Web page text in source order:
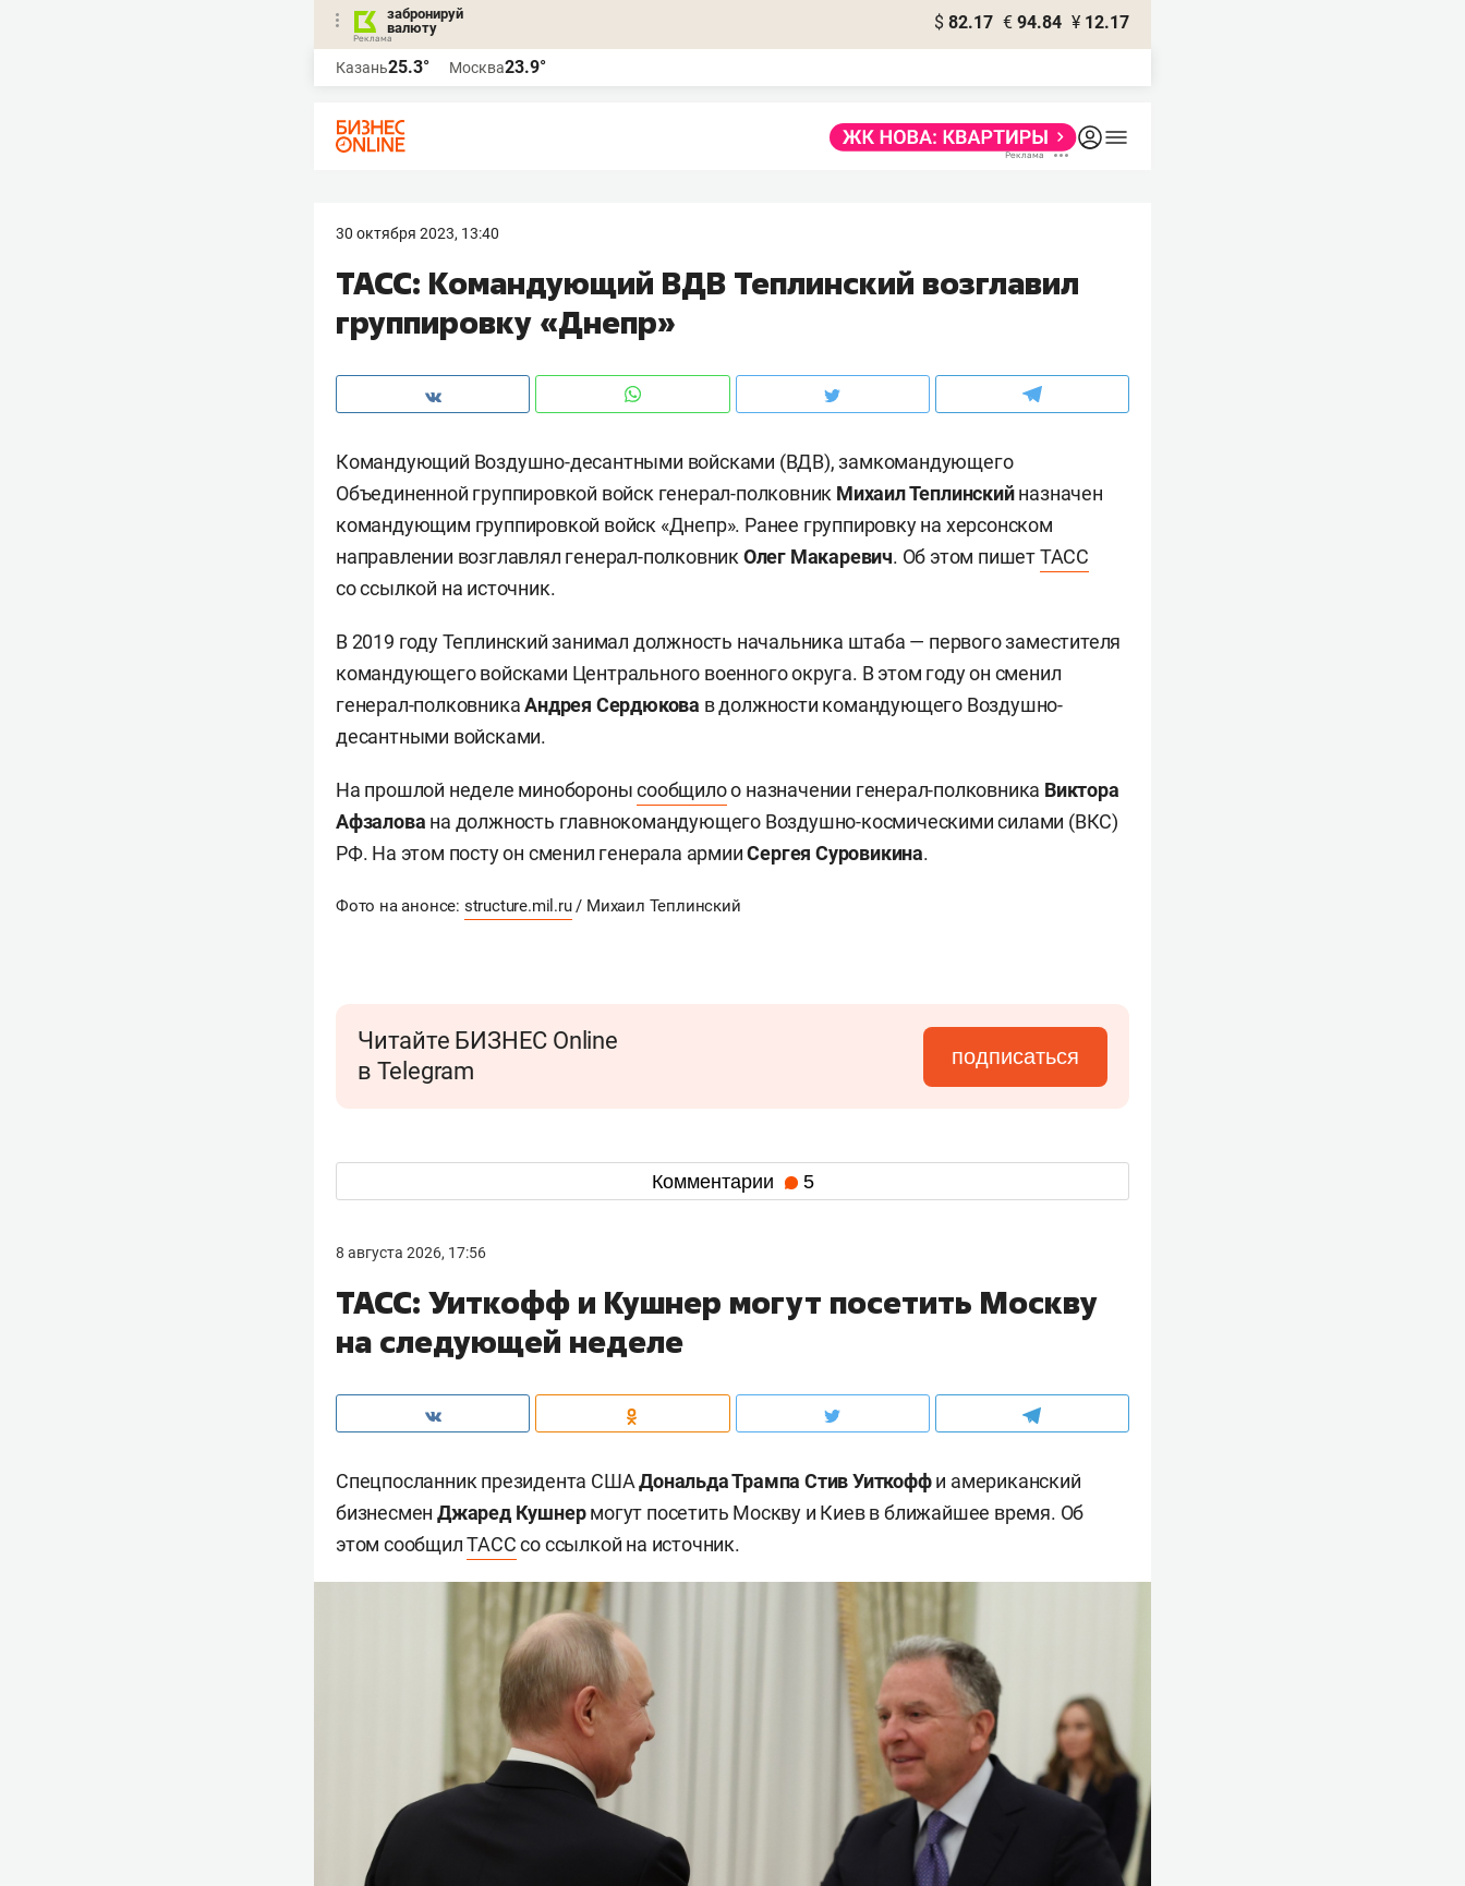
забронируй
валюту
$ 82.17 € 94.84 ¥ 12.17
Казань25.3° Москва23.9°
30 октября 2023, 13:40
ТАСС: Командующий ВДВ Теплинский возглавил
группировку «Днепр»
Командующий Воздушно-десантными войсками (ВДВ), замкомандующего
Объединенной группировкой войск генерал-полковник Михаил Теплинскийназначен
командующим группировкой войск «Днепр». Ранее группировку на херсонском
направлении возглавлял генерал-полковник Олег Макаревич. Об этом пишетТАСС
со ссылкой на источник.
В 2019 году Теплинский занимал должность начальника штаба — первого заместителя
командующего войсками Центрального военного округа. В этом году он сменил
генерал-полковникаАндрея Сердюкова в должности командующего Воздушно-
десантными войсками.
На прошлой неделе миноборонысообщилоо назначении генерал-полковника Виктора
Афзалова на должность главнокомандующего Воздушно-космическими силами (ВКС)
РФ. На этом посту он сменил генерала армииСергея Суровикина.
Фото на анонсе: structure.mil.ru/ Михаил Теплинский
Читайте БИЗНЕС Online
в Telegram
подписаться
Комментарии 5
8 августа 2026, 17:56
ТАСС: Уиткофф и Кушнер могут посетить Москву
на следующей неделе
Спецпосланник президента СШАДональда Трампа Стив Уиткоффи американский
бизнесменДжаред Кушнермогут посетить Москву и Киев в ближайшее время. Об
этом сообщилТАССсо ссылкой на источник.